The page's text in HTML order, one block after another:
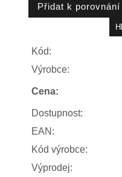
Kód:
Výrobce:
Cena:
Dostupnost:
EAN:
Kód výrobce:
Výprodej: